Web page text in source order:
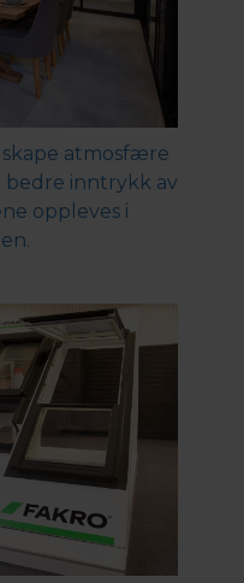
atmosfære
bedre inntrykk av
oppleves i